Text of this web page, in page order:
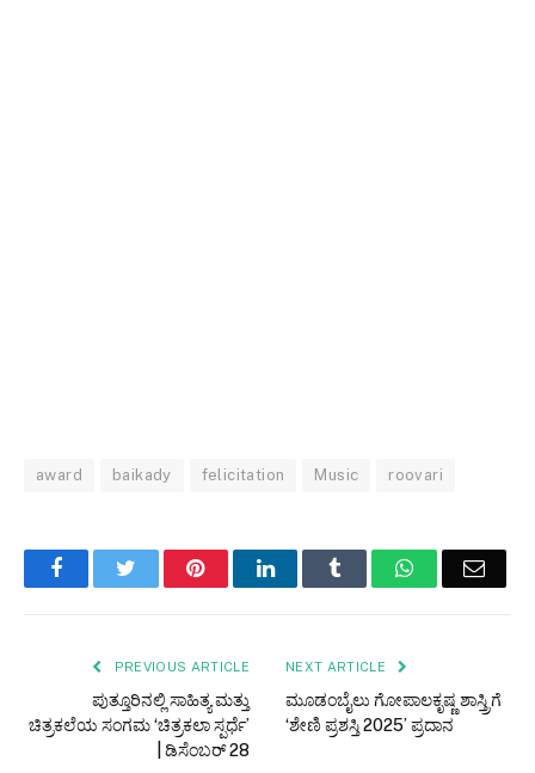
award baikady felicitation Music roovari
FacebookTwitter PinterestLinkedInTumblr WhatsAppEmail
PREVIOUS ARTICLE
ಪುತ್ತೂರಿನಲ್ಲಿ ಸಾಹಿತ್ಯ ಮತ್ತು
ಚಿತ್ರಕಲೆಯ ಸಂಗಮ ‘ಚಿತ್ರಕಲಾ ಸ್ಪರ್ಧೆ’
| ಡಿಸೆಂಬರ್ 28
NEXT ARTICLE
ಮೂಡಂಬೈಲು ಗೋಪಾಲಕೃಷ್ಣ ಶಾಸ್ತ್ರಿಗೆ
‘ಶೇಣಿ ಪ್ರಶಸ್ತಿ 2025’ ಪ್ರದಾನ